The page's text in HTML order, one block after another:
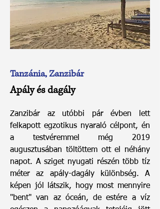
Tanzánia, Zanzibár
Apály és dagály
Zanzibár az utóbbi pár évben lett
felkapott egzotikus nyaraló célpont, én
a testvéremmel még 2019
augusztusában töltöttem ott el néhány
napot. A sziget nyugati részén több tíz
méter az apály-dagály különbség. A
képen jól látszik, hogy most mennyire
"bent" van az óceán, de estére a víz